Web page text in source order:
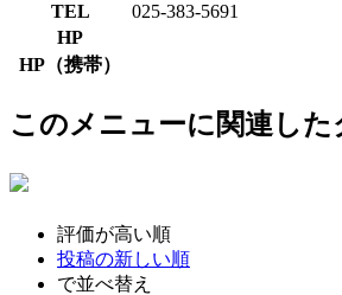
TEL
025-383-5691
HP
HP（携帯）
このメニューに関連した
評価が高い順
投稿の新しい順
で並べ替え